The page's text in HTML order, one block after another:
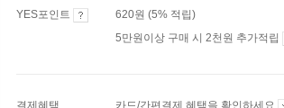
YES포인트
620원 (5% 적립)
5만원이상 구매 시 2천원 추가적립
결제혜택 카드/간편결제 혜택을 확인하세요